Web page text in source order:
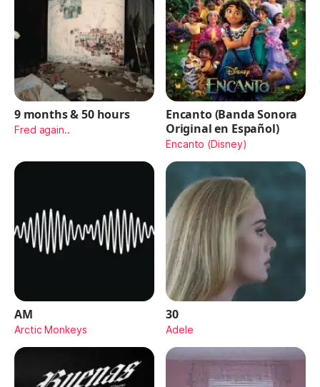
9 months & 50 hours
Fred again..
Encanto (Banda Sonora
Original en Español)
Encanto (Disney)
AM
Arctic Monkeys
30
Adele